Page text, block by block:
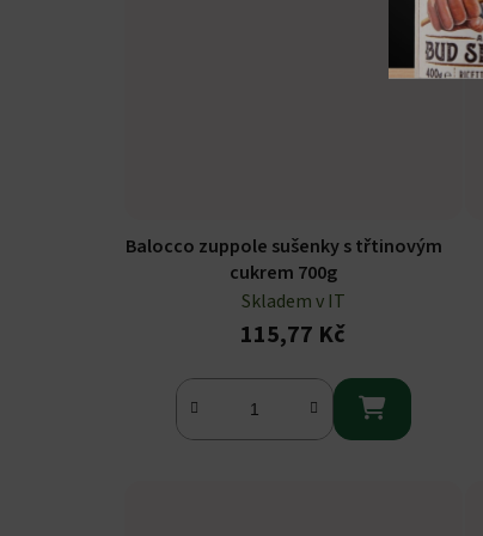
Balocco zuppole sušenky s třtinovým
cukrem 700g
Skladem v IT
115,77 Kč
